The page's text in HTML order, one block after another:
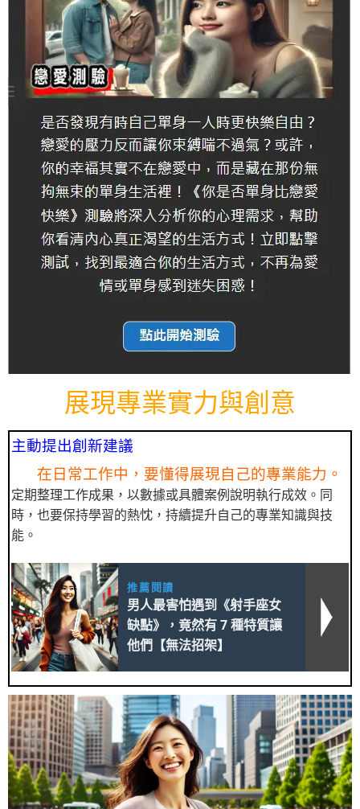
展現專業實力與創意
主動提出創新建議
在日常工作中，要懂得展現自己的專業能力。
定期整理工作成果，以數據或具體案例說明執行成效。同
時，也要保持學習的熱忱，持續提升自己的專業知識與技
能。
推薦閱讀
男人最害怕遇到《射手座女
缺點》，竟然有 7 種特質讓
他們【無法招架】